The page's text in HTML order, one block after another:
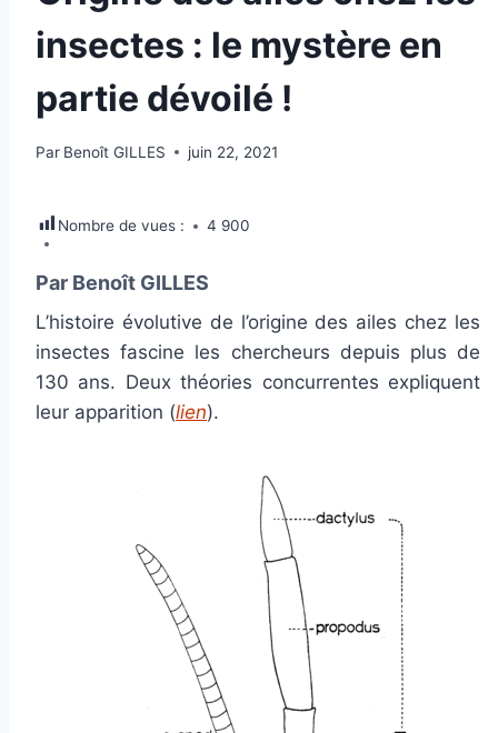
insectes : le mystère en
partie dévoilé !
Par Benoît GILLES juin 22, 2021
Nombre de vues : 4 900
Par Benoît GILLES
L’histoire évolutive de l’origine des ailes chez les
insectes fascine les chercheurs depuis plus de
130 ans. Deux théories concurrentes expliquent
leur apparition (lien).